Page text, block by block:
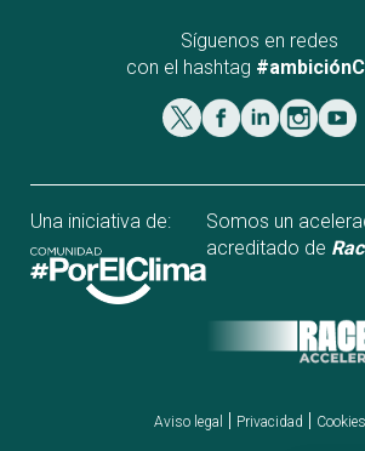
Síguenos en redes
con el hashtag
Una iniciativa de:
Somos un
acreditado de
Aviso legal | Privacidad | Cookies